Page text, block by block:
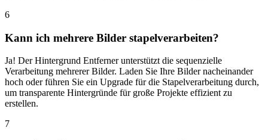
6
Kann ich mehrere Bilder stapelverarbeiten?
Ja! Der Hintergrund Entferner unterstützt die sequenzielle
Verarbeitung mehrerer Bilder. Laden Sie Ihre Bilder nacheinander
hoch oder führen Sie ein Upgrade für die Stapelverarbeitung durch,
um transparente Hintergründe für große Projekte effizient zu
erstellen.
7